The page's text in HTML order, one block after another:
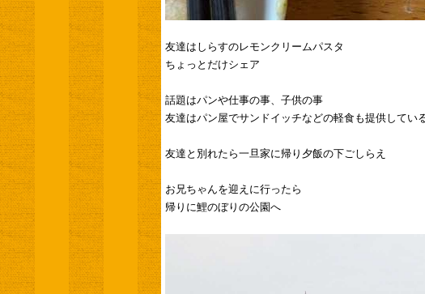
友達はしらすのレモンクリームパスタ
ちょっとだけシェア
話題はパンや仕事の事、子供の事
友達はパン屋でサンドイッチなどの軽食も提供して
友達と別れたら一旦家に帰り夕飯の下ごしらえ
お兄ちゃんを迎えに行ったら
帰りに鯉のぼりの公園へ